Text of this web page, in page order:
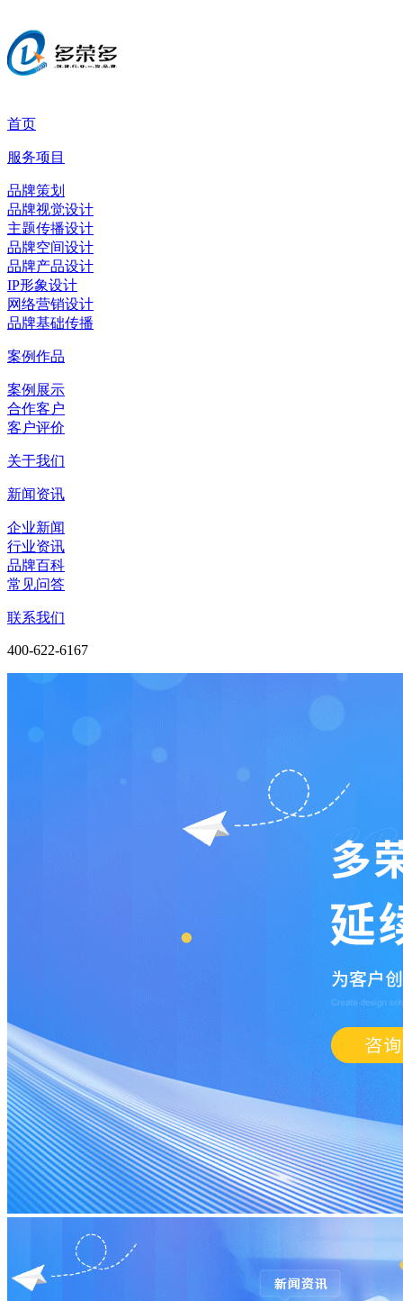
首页
服务项目
品牌策划
品牌视觉设计
主题传播设计
品牌空间设计
品牌产品设计
IP形象设计
网络营销设计
品牌基础传播
案例作品
案例展示
合作客户
客户评价
关于我们
新闻资讯
企业新闻
行业资讯
品牌百科
常见问答
联系我们
400-622-6167